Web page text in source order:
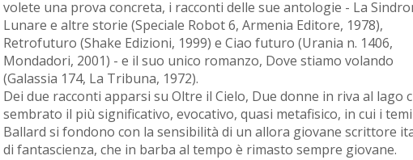
volete una prova concreta, i racconti delle sue antologie - La
Lunare e altre storie (Speciale Robot 6, Armenia Editore, 1978),
Retrofuturo (Shake Edizioni, 1999) e Ciao futuro (Urania n. 1406,
Mondadori, 2001) - e il suo unico romanzo, Dove stiamo volando
(Galassia 174, La Tribuna, 1972).
Dei due racconti apparsi su Oltre il Cielo, Due donne in riva al lago
sembrato il più significativo, evocativo, quasi metafisico, in cui i
Ballard si fondono con la sensibilità di un allora giovane scrittore
di fantascienza, che in barba al tempo è rimasto sempre giovane.